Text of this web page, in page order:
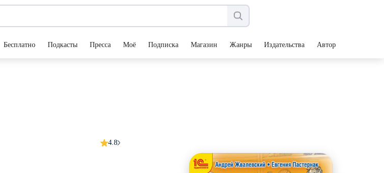
Бесплатно Подкасты Пресса Моё Подписка Магазин Жанры Издательства Авторы
4.8